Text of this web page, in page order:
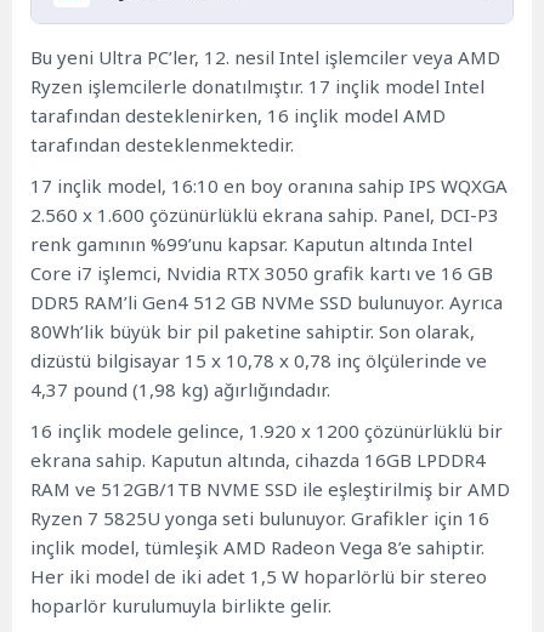
Fiyatlandırma ve kullanılabilirlik
Bu yeni Ultra PC’ler, 12. nesil Intel işlemciler veya AMD
Ryzen işlemcilerle donatılmıştır. 17 inçlik model Intel
tarafından desteklenirken, 16 inçlik model AMD
tarafından desteklenmektedir.
17 inçlik model, 16:10 en boy oranına sahip IPS WQXGA
2.560 x 1.600 çözünürlüklü ekrana sahip. Panel, DCI-P3
renk gamının %99’unu kapsar. Kaputun altında Intel
Core i7 işlemci, Nvidia RTX 3050 grafik kartı ve 16 GB
DDR5 RAM’li Gen4 512 GB NVMe SSD bulunuyor. Ayrıca
80Wh’lik büyük bir pil paketine sahiptir. Son olarak,
dizüstü bilgisayar 15 x 10,78 x 0,78 inç ölçülerinde ve
4,37 pound (1,98 kg) ağırlığındadır.
16 inçlik modele gelince, 1.920 x 1200 çözünürlüklü bir
ekrana sahip. Kaputun altında, cihazda 16GB LPDDR4
RAM ve 512GB/1TB NVME SSD ile eşleştirilmiş bir AMD
Ryzen 7 5825U yonga seti bulunuyor. Grafikler için 16
inçlik model, tümleşik AMD Radeon Vega 8’e sahiptir.
Her iki model de iki adet 1,5 W hoparlörlü bir stereo
hoparlör kurulumuyla birlikte gelir.